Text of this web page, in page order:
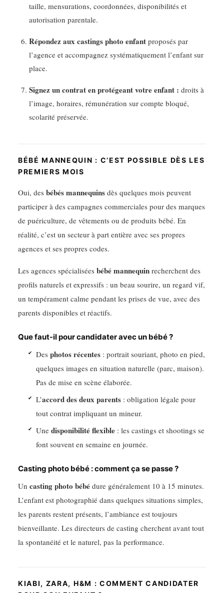
taille, mensurations, coordonnées, disponibilités et
autorisation parentale.
Répondez aux castings photo enfant proposés par
l’agence et accompagnez systématiquement l’enfant sur
place.
Signez un contrat en protégeant votre enfant : droits à
l’image, horaires, rémunération sur compte bloqué,
scolarité préservée.
BÉBÉ MANNEQUIN : C’EST POSSIBLE DÈS LES
PREMIERS MOIS
Oui, des bébés mannequins dès quelques mois peuvent
participer à des campagnes commerciales pour des marques
de puériculture, de vêtements ou de produits bébé. En
réalité, c’est un secteur à part entière avec ses propres
agences et ses propres codes.
Les agences spécialisées bébé mannequin recherchent des
profils naturels et expressifs : un beau sourire, un regard vif,
un tempérament calme pendant les prises de vue, avec des
parents disponibles et réactifs.
Que faut-il pour candidater avec un bébé ?
Des photos récentes : portrait souriant, photo en pied,
quelques images en situation naturelle (parc, maison).
Pas de mise en scène élaborée.
L’accord des deux parents : obligation légale pour
tout contrat impliquant un mineur.
Une disponibilité flexible : les castings et shootings se
font souvent en semaine en journée.
Casting photo bébé : comment ça se passe ?
Un casting photo bébé dure généralement 10 à 15 minutes.
L’enfant est photographié dans quelques situations simples,
les parents restent présents, l’ambiance est toujours
bienveillante. Les directeurs de casting cherchent avant tout
la spontanéité et le naturel, pas la performance.
KIABI, ZARA, H&M : COMMENT CANDIDATER